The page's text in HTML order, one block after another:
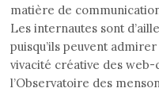
matière de
Les internautes sont
puisqu’ils peuvent
vivacité créative des web-
l’Observatoire des